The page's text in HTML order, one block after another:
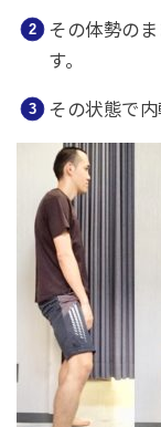
その体勢の
す。
その状態で内